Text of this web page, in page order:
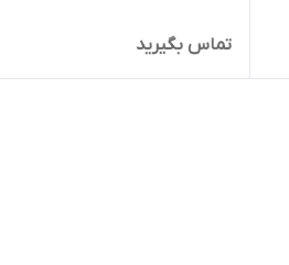
تماس بگیرید